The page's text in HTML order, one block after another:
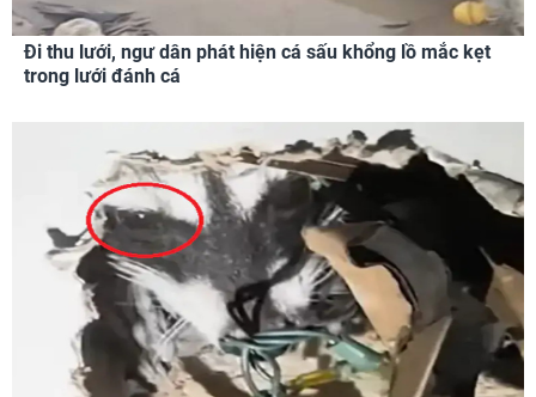
Đi thu lưới, ngư dân phát hiện cá sấu khổng lồ mắc kẹt
trong lưới đánh cá